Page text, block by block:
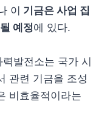
이 기금은 사업 집
예정에 있다.
발전소는 국가 시
관련 기금을 조성
비효율적이라는